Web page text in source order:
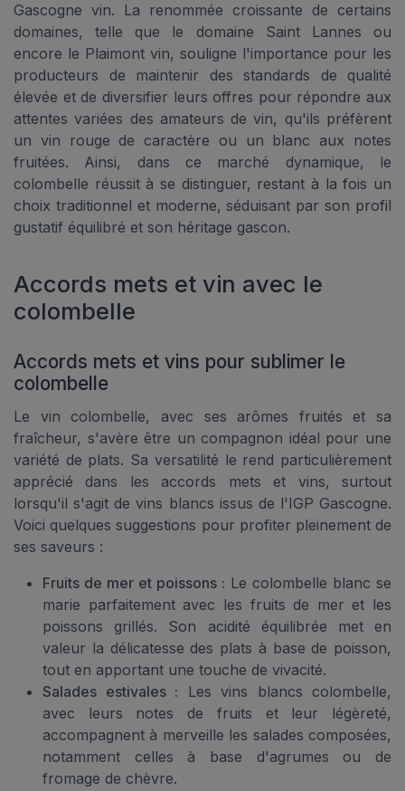
Gascogne vin. La renommée croissante de certains
domaines, telle que le domaine Saint Lannes ou
encore le Plaimont vin, souligne l'importance pour les
producteurs de maintenir des standards de qualité
élevée et de diversifier leurs offres pour répondre aux
attentes variées des amateurs de vin, qu'ils préfèrent
un vin rouge de caractère ou un blanc aux notes
fruitées. Ainsi, dans ce marché dynamique, le
colombelle réussit à se distinguer, restant à la fois un
choix traditionnel et moderne, séduisant par son profil
gustatif équilibré et son héritage gascon.
Accords mets et vin avec le
colombelle
Accords mets et vins pour sublimer le
colombelle
Le vin colombelle, avec ses arômes fruités et sa
fraîcheur, s'avère être un compagnon idéal pour une
variété de plats. Sa versatilité le rend particulièrement
apprécié dans les accords mets et vins, surtout
lorsqu'il s'agit de vins blancs issus de l'IGP Gascogne.
Voici quelques suggestions pour profiter pleinement de
ses saveurs :
Fruits de mer et poissons : Le colombelle blanc se
marie parfaitement avec les fruits de mer et les
poissons grillés. Son acidité équilibrée met en
valeur la délicatesse des plats à base de poisson,
tout en apportant une touche de vivacité.
Salades estivales : Les vins blancs colombelle,
avec leurs notes de fruits et leur légèreté,
accompagnent à merveille les salades composées,
notamment celles à base d'agrumes ou de
fromage de chèvre.